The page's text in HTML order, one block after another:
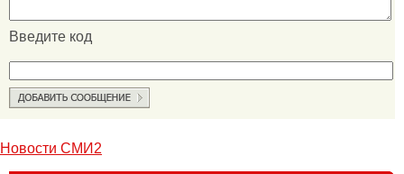
Введите код
Новости СМИ2